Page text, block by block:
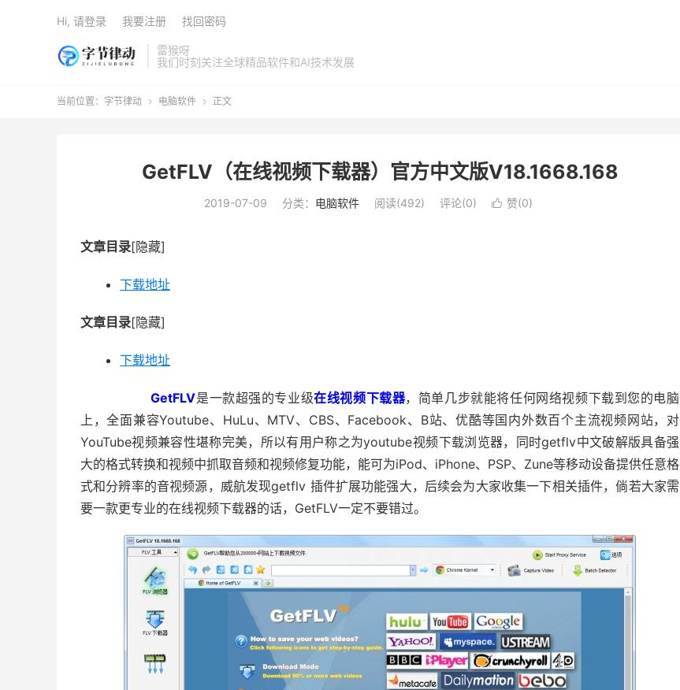
雷猴呀
我们时刻关注全球精品软件和AI技术发展
Hi, 请登录 我要注册 找回密码
当前位置： 字节律动  电脑软件  正文
GetFLV（在线视频下载器）官方中文版V18.1668.168
2019-07-09 分类： 电脑软件 阅读(492) 评论(0)  赞(0)
文章目录[隐藏]
下载地址
文章目录[隐藏]
下载地址
GetFLV是一款超强的专业级在线视频下载器，简单几步就能将任何网络视频下载到您的电脑
上，全面兼容Youtube、HuLu、MTV、CBS、Facebook、B站、优酷等国内外数百个主流视频网站，对
YouTube视频兼容性堪称完美，所以有用户称之为youtube视频下载浏览器，同时getflv中文破解版具备强
大的格式转换和视频中抓取音频和视频修复功能，能可为iPod、iPhone、PSP、Zune等移动设备提供任意格
式和分辨率的音视频源，威航发现getflv 插件扩展功能强大，后续会为大家收集一下相关插件，倘若大家需
要一款更专业的在线视频下载器的话，GetFLV一定不要错过。